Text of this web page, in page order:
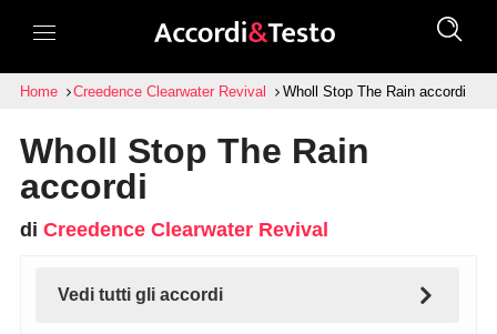
Home Creedence Clearwater Revival Wholl Stop The Rain accordi
Wholl Stop The Rain
accordi
di Creedence Clearwater Revival
Vedi tutti gli accordi